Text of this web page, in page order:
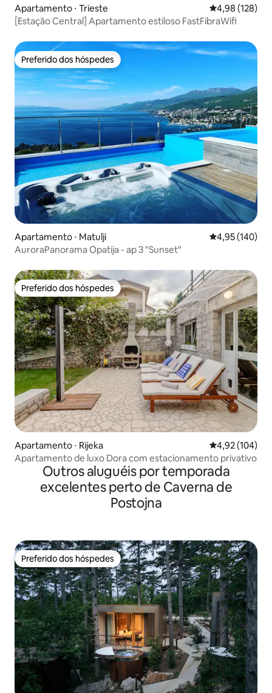
Apartamento ⋅ Trieste 4,98 de uma
4,98 (128)
[Estação Central] Apartamento estiloso FastFibraWifi
Preferido dos hóspedes
Preferido dos hóspedes
Apartamento ⋅ Matulji 4,95 de uma
4,95 (140)
AuroraPanorama Opatija - ap 3 "Sunset"
Preferido dos hóspedes
Preferido dos hóspedes
Apartamento ⋅ Rijeka 4,92 de uma
4,92 (104)
Apartamento de luxo Dora com estacionamento privativo
Outros aluguéis por temporada
excelentes perto de Caverna de
Postojna
Preferido dos hóspedes
Preferido dos hóspedes